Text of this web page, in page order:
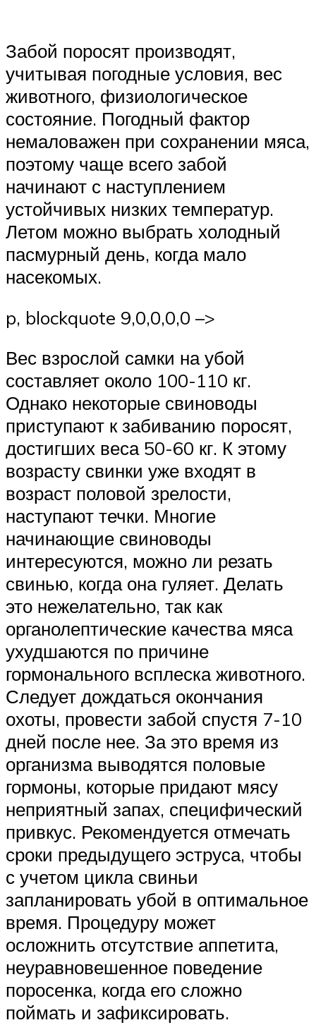
Забой поросят производят,
учитывая погодные условия, вес
животного, физиологическое
состояние. Погодный фактор
немаловажен при сохранении мяса,
поэтому чаще всего забой
начинают с наступлением
устойчивых низких температур.
Летом можно выбрать холодный
пасмурный день, когда мало
насекомых.
p, blockquote 9,0,0,0,0 –>
Вес взрослой самки на убой
составляет около 100-110 кг.
Однако некоторые свиноводы
приступают к забиванию поросят,
достигших веса 50-60 кг. К этому
возрасту свинки уже входят в
возраст половой зрелости,
наступают течки. Многие
начинающие свиноводы
интересуются, можно ли резать
свинью, когда она гуляет. Делать
это нежелательно, так как
органолептические качества мяса
ухудшаются по причине
гормонального всплеска животного.
Следует дождаться окончания
охоты, провести забой спустя 7-10
дней после нее. За это время из
организма выводятся половые
гормоны, которые придают мясу
неприятный запах, специфический
привкус. Рекомендуется отмечать
сроки предыдущего эструса, чтобы
с учетом цикла свиньи
запланировать убой в оптимальное
время. Процедуру может
осложнить отсутствие аппетита,
неуравновешенное поведение
поросенка, когда его сложно
поймать и зафиксировать.